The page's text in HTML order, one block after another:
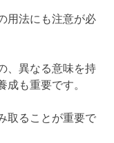
用法にも注意が必
、異なる意味を持
成も重要です。
取ることが重要で